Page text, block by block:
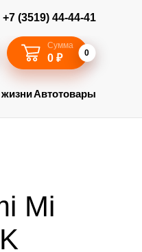
+7 (3519) 44-44-41
Сумма
0 ₽ 0
Автотовары
Mi